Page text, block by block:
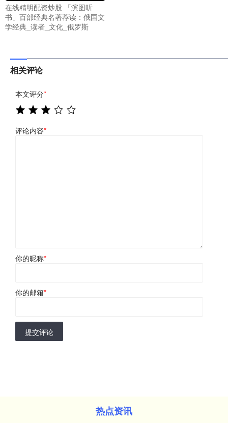
在线精明配资炒股 「滨图听
书」百部经典名著荐读：俄国文
学经典_读者_文化_俄罗斯
相关评论
本文评分*
评论内容*
你的昵称*
你的邮箱*
提交评论
热点资讯